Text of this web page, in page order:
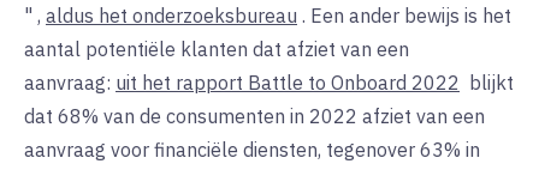
" , aldus het onderzoeksbureau . Een ander bewijs is het
aantal potentiële klanten dat afziet van een
aanvraag: uit het rapport Battle to Onboard 2022
blijkt
dat 68% van de consumenten in 2022 afziet van een
aanvraag voor financiële diensten, tegenover 63% in